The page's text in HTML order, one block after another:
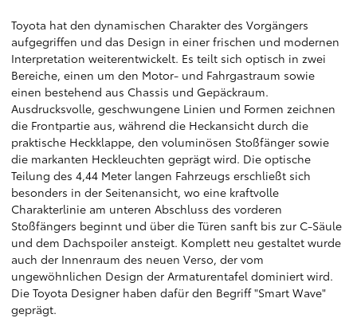
Toyota hat den dynamischen Charakter des Vorgängers
aufgegriffen und das Design in einer frischen und modernen
Interpretation weiterentwickelt. Es teilt sich optisch in zwei
Bereiche, einen um den Motor- und Fahrgastraum sowie
einen bestehend aus Chassis und Gepäckraum.
Ausdrucksvolle, geschwungene Linien und Formen zeichnen
die Frontpartie aus, während die Heckansicht durch die
praktische Heckklappe, den voluminösen Stoßfänger sowie
die markanten Heckleuchten geprägt wird. Die optische
Teilung des 4,44 Meter langen Fahrzeugs erschließt sich
besonders in der Seitenansicht, wo eine kraftvolle
Charakterlinie am unteren Abschluss des vorderen
Stoßfängers beginnt und über die Türen sanft bis zur C-Säule
und dem Dachspoiler ansteigt. Komplett neu gestaltet wurde
auch der Innenraum des neuen Verso, der vom
ungewöhnlichen Design der Armaturentafel dominiert wird.
Die Toyota Designer haben dafür den Begriff "Smart Wave"
geprägt.